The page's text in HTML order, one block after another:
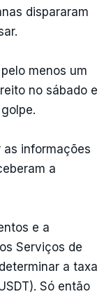
dispararam
menos um
no sábado e
informações
a
e a
Serviços de
a taxa
Só então